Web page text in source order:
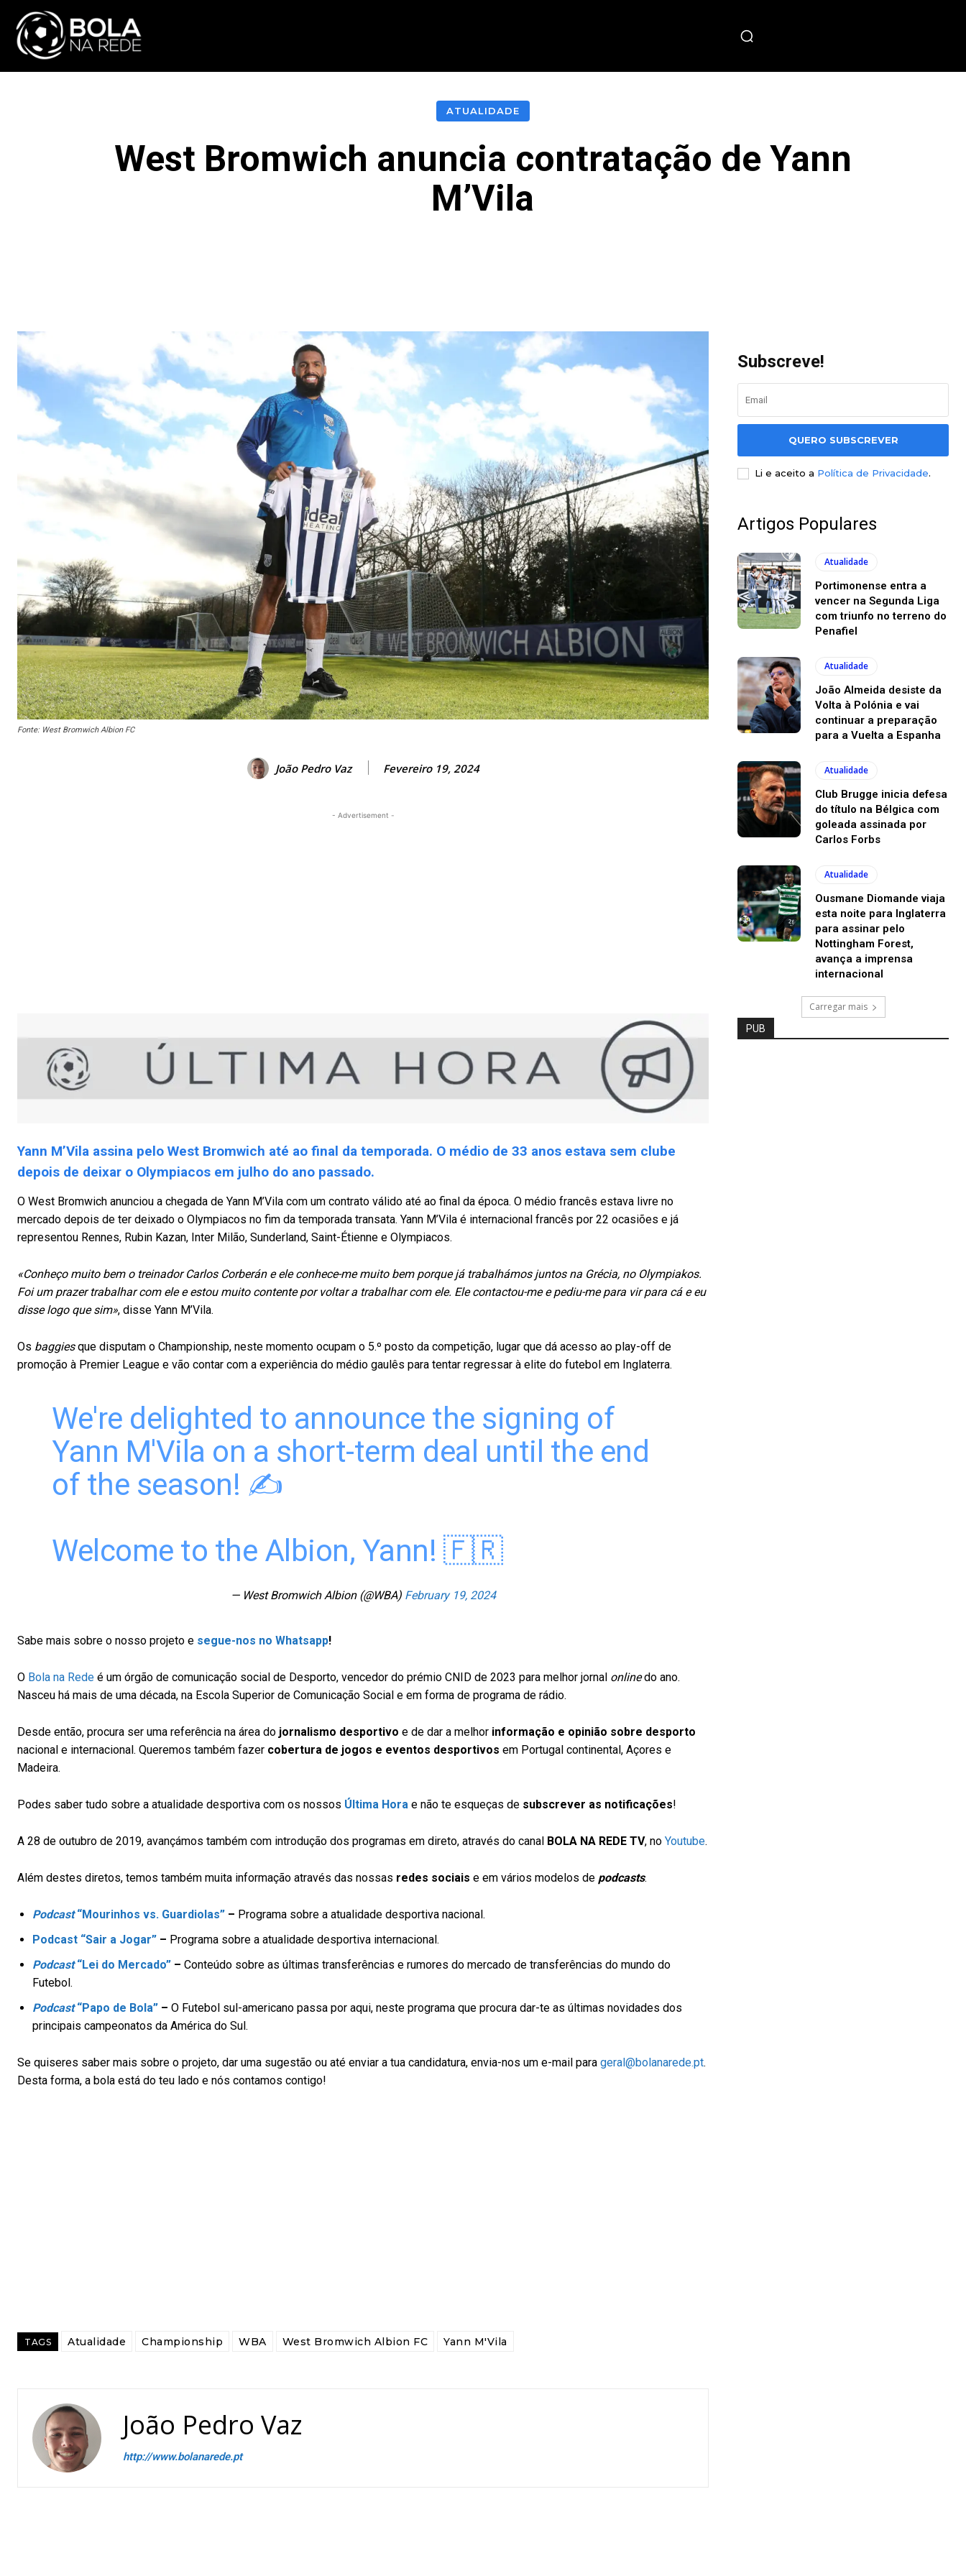
ATUALIDADE
West Bromwich anuncia contratação de Yann
M’Vila
Fonte: West Bromwich Albion FC
João Pedro Vaz Fevereiro 19, 2024
- Advertisement -
Yann M’Vila assina pelo West Bromwich até ao final da temporada. O médio de 33 anos estava sem clube
depois de deixar o Olympiacos em julho do ano passado.
O West Bromwich anunciou a chegada de Yann M’Vila com um contrato válido até ao final da época. O médio francês estava livre no
mercado depois de ter deixado o Olympiacos no fim da temporada transata. Yann M’Vila é internacional francês por 22 ocasiões e já
representou Rennes, Rubin Kazan, Inter Milão, Sunderland, Saint-Étienne e Olympiacos.
«Conheço muito bem o treinador Carlos Corberán e ele conhece-me muito bem porque já trabalhámos juntos na Grécia, no Olympiakos.
Foi um prazer trabalhar com ele e estou muito contente por voltar a trabalhar com ele. Ele contactou-me e pediu-me para vir para cá e eu
disse logo que sim», disse Yann M’Vila.
Os baggiesque disputam o Championship, neste momento ocupam o 5.º posto da competição, lugar que dá acesso ao play-off de
promoção à Premier League e vão contar com a experiência do médio gaulês para tentar regressar à elite do futebol em Inglaterra.
We're delighted to announce the signing of
Yann M'Vila on a short-term deal until the end
of the season! ✍️
Welcome to the Albion, Yann! 🇫🇷
— West Bromwich Albion (@WBA) February 19, 2024
Sabe mais sobre o nosso projeto e segue-nos no Whatsapp!
O Bola na Rede é um órgão de comunicação social de Desporto, vencedor do prémio CNID de 2023 para melhor jornal onlinedo ano.
Nasceu há mais de uma década, na Escola Superior de Comunicação Social e em forma de programa de rádio.
Desde então, procura ser uma referência na área do jornalismo desportivo e de dar a melhor informação e opinião sobre desporto
nacional e internacional. Queremos também fazer cobertura de jogos e eventos desportivos em Portugal continental, Açores e
Madeira.
Podes saber tudo sobre a atualidade desportiva com os nossos Última Hora e não te esqueças de subscrever as notificações!
A 28 de outubro de 2019, avançámos também com introdução dos programas em direto, através do canal BOLA NA REDE TV, no Youtube.
Além destes diretos, temos também muita informação através das nossas redes sociais e em vários modelos de podcasts.
Podcast“Mourinhos vs. Guardiolas” – Programa sobre a atualidade desportiva nacional.
Podcast “Sair a Jogar” – Programa sobre a atualidade desportiva internacional.
Podcast“Lei do Mercado” – Conteúdo sobre as últimas transferências e rumores do mercado de transferências do mundo do
Futebol.
Podcast“Papo de Bola” – O Futebol sul-americano passa por aqui, neste programa que procura dar-te as últimas novidades dos
principais campeonatos da América do Sul.
Se quiseres saber mais sobre o projeto, dar uma sugestão ou até enviar a tua candidatura, envia-nos um e-mail para geral@bolanarede.pt.
Desta forma, a bola está do teu lado e nós contamos contigo!
TAGS Atualidade Championship WBA West Bromwich Albion FC Yann M'Vila
João Pedro Vaz
http://www.bolanarede.pt
Subscreve!
QUERO SUBSCREVER
Li e aceito a Política de Privacidade.
Artigos Populares
Atualidade
Portimonense entra a
vencer na Segunda Liga
com triunfo no terreno do
Penafiel
Atualidade
João Almeida desiste da
Volta à Polónia e vai
continuar a preparação
para a Vuelta a Espanha
Atualidade
Club Brugge inicia defesa
do título na Bélgica com
goleada assinada por
Carlos Forbs
Atualidade
Ousmane Diomande viaja
esta noite para Inglaterra
para assinar pelo
Nottingham Forest,
avança a imprensa
internacional
Carregar mais
PUB